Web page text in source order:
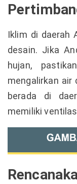
Iklim di daerah
desain. Jika
hujan,
mengalirkan air
berada di
memiliki